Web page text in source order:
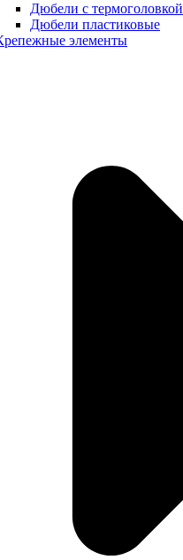
Дюбели с термоголовкой
Дюбели пластиковые
элементы